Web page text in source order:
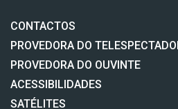
CONTACTOS
PROVEDORA DO
PROVEDORA DO OUVINTE
ACESSIBILIDADES
SATÉLITES